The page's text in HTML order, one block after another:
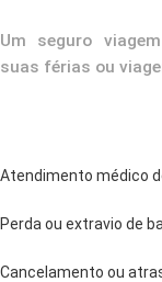
Um seguro
suas férias ou
Atendimento médico
Perda ou extravio de
Cancelamento ou